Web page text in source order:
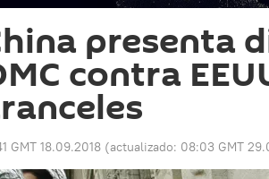
presenta
contra
GMT 18.09.2018 (actualizado: 08:03 GMT